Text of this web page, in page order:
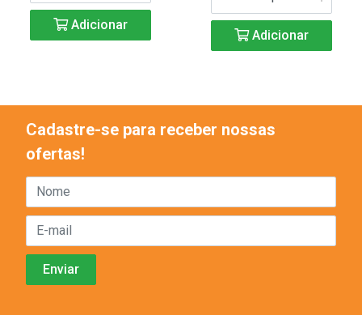
Adicionar
Adicionar
Cadastre-se para receber nossas
ofertas!